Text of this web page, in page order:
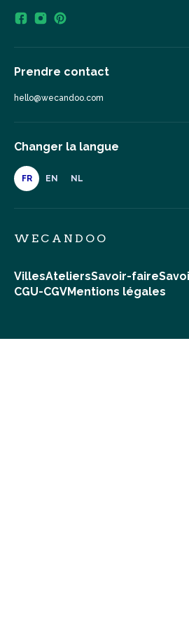
Prendre contact
hello@wecandoo.com
Changer la langue
FR EN NL
WECANDOO
VillesAteliersSavoir-faire
CGU-CGVMentions légales